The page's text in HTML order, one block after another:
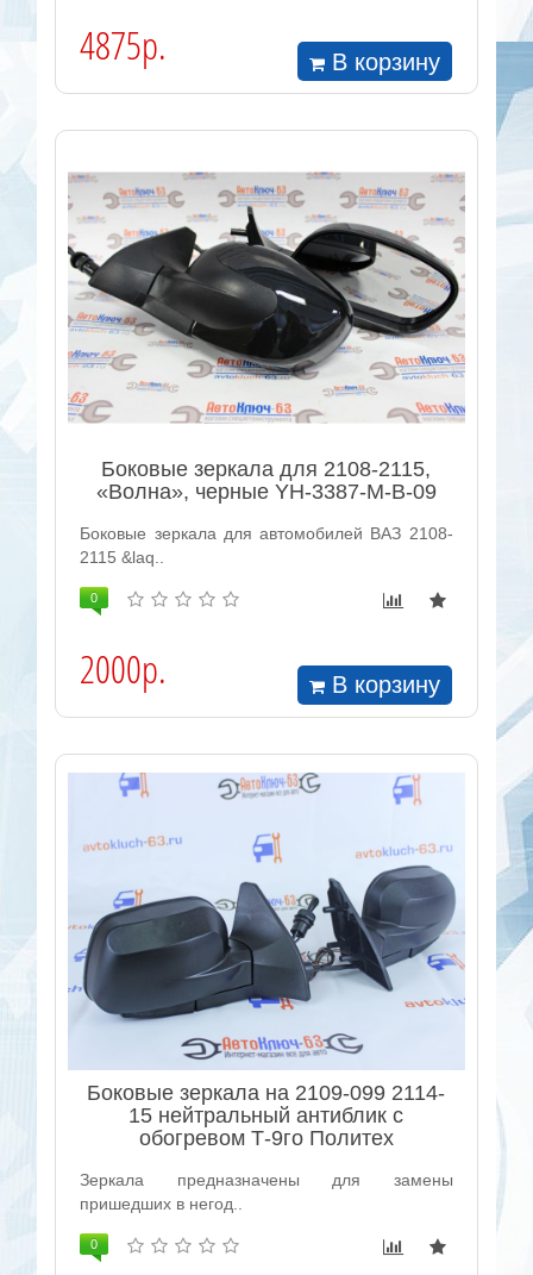
4875р. В корзину
Боковые зеркала для 2108-2115,
«Волна», черные YH-3387-M-B-09
Боковые зеркала для автомобилей ВАЗ 2108-
2115 &laq..
0
2000р. В корзину
Боковые зеркала на 2109-099 2114-
15 нейтральный антиблик с
обогревом Т-9го Политех
Зеркала предназначены для замены
пришедших в негод..
0